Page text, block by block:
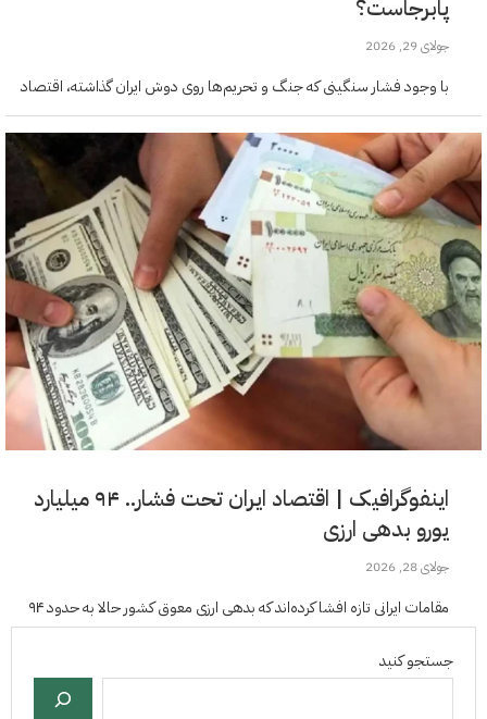
پابرجاست؟
جولای 29, 2026
با وجود فشار سنگینی که جنگ و تحریم‌ها روی دوش ایران گذاشته، اقتصاد
کشور هنوز از هم نپاشیده است. بخش‌های مختلف اقتصادی و همین‌طور
شبکه‌های غیررسمی تجارت باعث شده‌اند چرخ…
اینفوگرافیک | اقتصاد ایران تحت فشار.. ۹۴ میلیارد
یورو بدهی ارزی
جولای 28, 2026
مقامات ایرانی تازه افشا کرده‌اند که بدهی ارزی معوق کشور حالا به حدود ۹۴
میلیارد یورو رسیده است، رقمی که فشار مالی سنگینی را نشان می‌دهد، آن
هم وسط رکودی…
جستجو کنید